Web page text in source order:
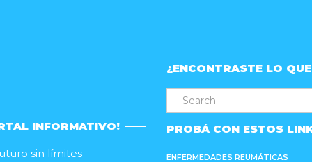
INFORMATIVO!
sin límites
¿ENCONTRASTE LO
PROBÁ CON ESTOS
ENFERMEDADES REUMÁTICAS